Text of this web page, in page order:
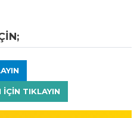
TIKLAYIN